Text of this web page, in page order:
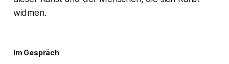
widmen.
Im Gespräch